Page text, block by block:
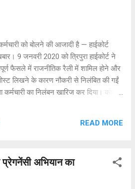
को ट्रेनिंग दी जाएगी। राज्य सरकार इच्छुक
और बालिकाओं को लघु – दीर्घ अवधि के
और गैर आवासीय प्रशिक्षण देगी। सरकार
एनआईएफटी, एफडीडीआई जैसे प्रतिष्ठित
संस्थाओं और स्वयं सहायता समूह सदस्य की
शिल्प दक्ष व्यक्तियों के माध्यम से ही प्रशिक्षण
ताकि उन्हें कंपनियों में रोजगार के अवसर
को बोलने की आजादी है — हाईकोर्ट
9 जनवरी 2020 को त्रिपुरा हाईकोर्ट ने
फैसले में राजनीतिक रैली में शामिल होने और
लिखने के कारण नौकरी से निलंबित की गईं
कर्मचारी का निलंबन खारिज कर दिया। कोर्ट ने
के रूल 5 के तहत प्रतिबंधों को ध्यान में
कि याचिकाकर्ता को एक सरकारी कर्मचारी के
READ MORE
प्रेगनेंसी अभियान का